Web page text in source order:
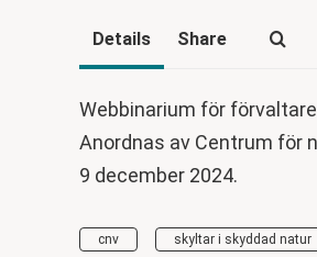
Details Share
Webbinarium för
Anordnas av Centrum för
9 december 2024.
cnv skyltar i skyddad natur